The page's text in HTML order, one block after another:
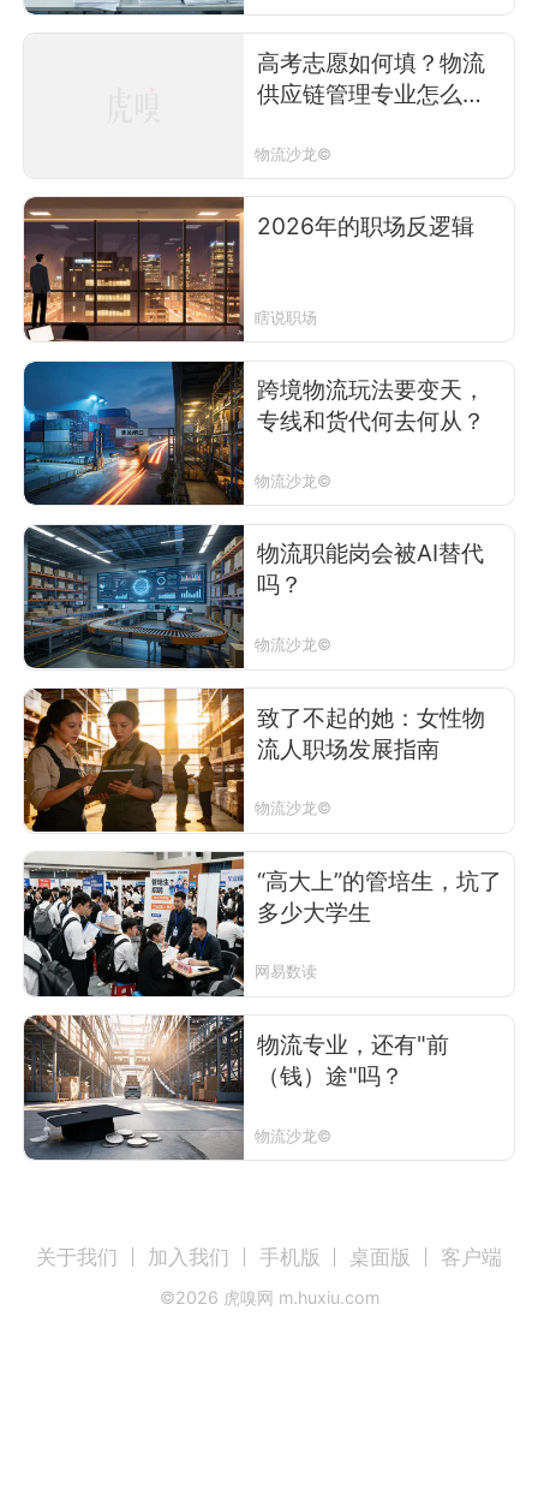
高考志愿如何填？物流
供应链管理专业怎么
物流沙龙©
2026年的职场反逻辑
瞎说职场
跨境物流玩法要变天，
专线和货代何去何从？
物流沙龙©
物流职能岗会被AI替代
吗？
物流沙龙©
致了不起的她：女性物
流人职场发展指南
物流沙龙©
“高大上”的管培生，坑了
多少大学生
网易数读
物流专业，还有"前
（钱）途"吗？
物流沙龙©
关于我们 加入我们 手机版 桌面版 客户端
©2026 虎嗅网 m.huxiu.com